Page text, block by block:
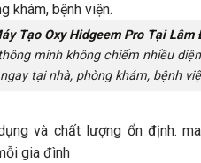
Tạo Oxy Hidgeem Pro Tại Lâm
minh không chiếm nhiều
tại nhà, phòng khám, bệnh